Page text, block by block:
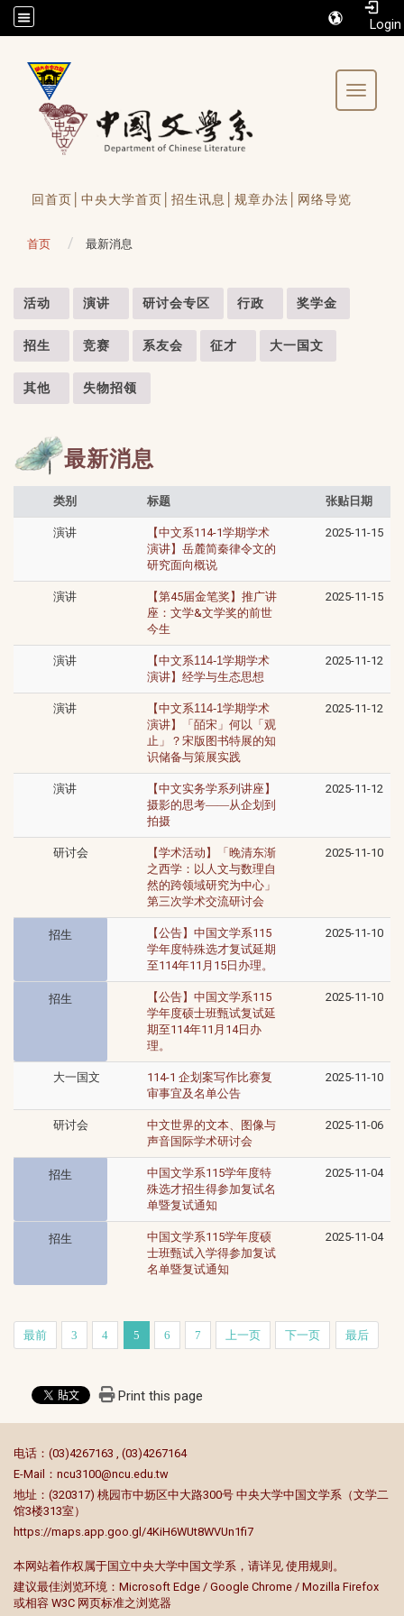
/accesskey"" title="Toolbar">:::
Toggle
回首页│ 中央大学首页│ 招生讯息│ 规章办法│ 网络导览
首页 最新消息
活动 演讲 研讨会专区 行政 奖学金
招生 竞赛 系友会 征才 大一国文
其他 失物招领
最新消息
类别 标题 张贴日期
演讲
【中文系114-1学期学术
演讲】岳麓简秦律令文的
研究面向概说
2025-11-15
演讲
【第45届金笔奖】推广讲
座：文学&文学奖的前世
今生
2025-11-15
演讲
【中文系114-1学期学术
演讲】 经学与生态思想
2025-11-12
演讲
【中文系114-1学期学术
演讲】
「皕宋」何以「观
止」？宋版图书特展的知
识储备与策展实践
2025-11-12
演讲
【中文实务学系列讲座】
摄影的思考——从企划到
拍摄
2025-11-12
研讨会
【学术活动】「晚清东渐
之西学：以人文与数理自
然的跨领域研究为中心」
第三次学术交流研讨会
2025-11-10
招生
【公告】中国文学系115
学年度特殊选才复试延期
至114年11月15日办理。
2025-11-10
招生
【公告】中国文学系115
学年度硕士班甄试复试延
期至114年11月14日办
理。
2025-11-10
大一国文
114-1 企划案写作比赛复
审事宜及名单公告
2025-11-10
研讨会
中文世界的文本、图像与
声音国际学术研讨会
2025-11-06
招生
中国文学系115学年度特
殊选才招生得参加复试名
单暨复试通知
2025-11-04
招生
中国文学系115学年度硕
士班甄试入学得参加复试
名单暨复试通知
2025-11-04
最前 3 4 5 6 7 上一页 下一页 最后
Print this page
电话：(03)4267163 , (03)4267164
E-Mail： ncu3100@ncu.edu.tw
地址：(320317) 桃园市中坜区中大路300号 中央大学中国文学系（文学二
馆3楼313室）
https://maps.app.goo.gl/4KiH6WUt8WVUn1fi7
本网站着作权属于国立中央大学中国文学系，请详见 使用规则 。
建议最佳浏览环境：Microsoft Edge / Google Chrome / Mozilla Firefox
或相容 W3C 网页标准之浏览器